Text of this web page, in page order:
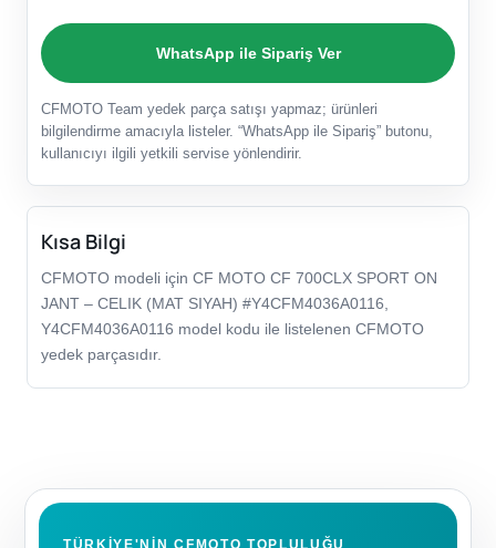
WhatsApp ile Sipariş Ver
CFMOTO Team yedek parça satışı yapmaz; ürünleri
bilgilendirme amacıyla listeler. “WhatsApp ile Sipariş” butonu,
kullanıcıyı ilgili yetkili servise yönlendirir.
Kısa Bilgi
CFMOTO modeli için CF MOTO CF 700CLX SPORT ON
JANT – CELIK (MAT SIYAH) #Y4CFM4036A0116,
Y4CFM4036A0116 model kodu ile listelenen CFMOTO
yedek parçasıdır.
TÜRKIYE'NIN CFMOTO TOPLULUĞU